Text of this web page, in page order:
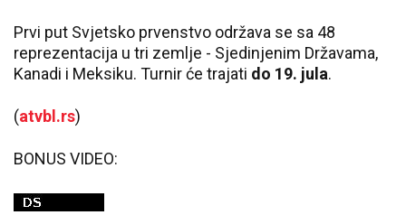
Prvi put Svjetsko prvenstvo održava se sa 48
reprezentacija u tri zemlje - Sjedinjenim Državama,
Kanadi i Meksiku. Turnir će trajati do 19. jula.
(atvbl.rs)
BONUS VIDEO: